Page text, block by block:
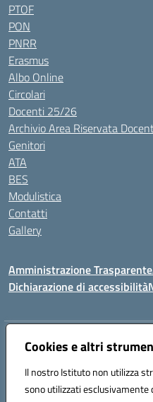
Cookies e altri
Il nostro Istituto non utilizza
sono utilizzati esclusivamente
PTOF
PON
PNRR
Erasmus
Albo Online
Circolari
Docenti 25/26
Archivio Area Riservata
Genitori
ATA
BES
Modulistica
Contatti
Gallery
Amministrazione Trasparente
Dichiarazione di accessibilità
Indirizzo:Via Coniugi Crigna –
Posta elettronica certificata (PEC):
Codice fiscale: 96012410799